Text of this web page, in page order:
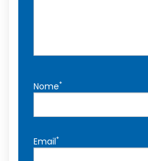
Nome*
Email*